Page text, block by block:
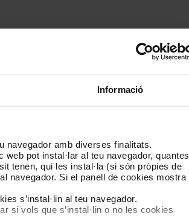
Informació
navegador amb diverses finalitats.
web pot instal·lar al teu navegador, quantes
tenen, qui les instal·la (si són pròpies de
navegador. Si el panell de cookies mostra
s’instal·lin al teu navegador.
si vols que s’instal·lin o no les cookies
Ves al mapa de zones